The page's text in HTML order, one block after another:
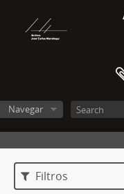
Navegar
Filtros